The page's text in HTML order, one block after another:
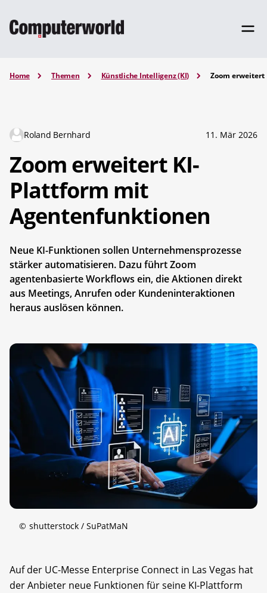
Home Themen Künstliche Intelligenz (KI) Zoom
Roland Bernhard 11. Mär 2026
Zoom erweitert KI-
Plattform mit
Agentenfunktionen
Neue KI-Funktionen sollen Unternehmensprozesse
stärker automatisieren. Dazu führt Zoom
agentenbasierte Workflows ein, die Aktionen direkt
aus Meetings, Anrufen oder Kundeninteraktionen
heraus auslösen können.
© shutterstock / SuPatMaN
Auf der UC-Messe Enterprise Connect in Las Vegas hat
der Anbieter neue Funktionen für seine KI-Plattform